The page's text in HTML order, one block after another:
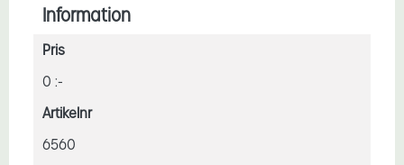
Information
Pris
0 :-
Artikelnr
6560